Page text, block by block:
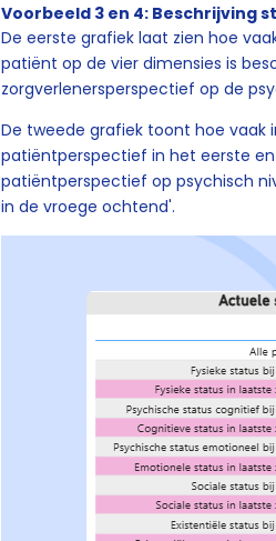
Voorbeeld 3 en 4: Beschrijving
De eerste grafiek laat zien hoe
patiënt op de vier dimensies is
zorgverlenersperspectief op de
De tweede grafiek toont hoe vaak
patiëntperspectief in het eerste
patiëntperspectief op psychisch
in de vroege ochtend'.